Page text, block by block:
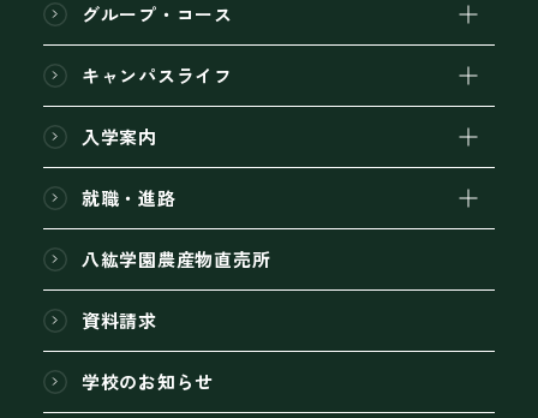
グループ・コース
キャンパスライフ
入学案内
就職・進路
八紘学園農産物直売所
資料請求
学校のお知らせ